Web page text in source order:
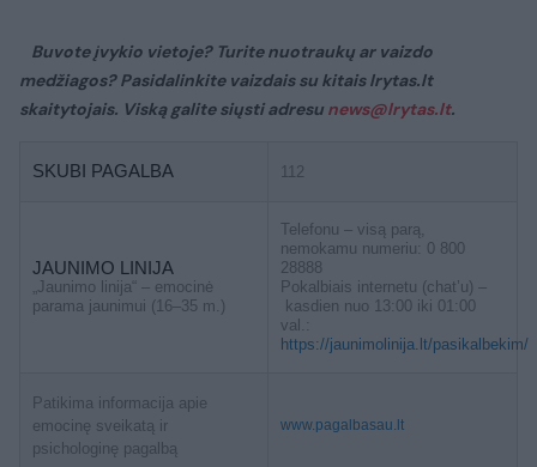
Buvote įvykio vietoje? Turite nuotraukų ar vaizdo
medžiagos? Pasidalinkite vaizdais su kitais lrytas.lt
skaitytojais. Viską galite siųsti adresu news@lrytas.lt.
SKUBI PAGALBA 112
JAUNIMO LINIJA
„Jaunimo linija“ – emocinė
parama jaunimui (16–35 m.)
Telefonu – visą parą,
nemokamu numeriu: 0 800
28888
Pokalbiais internetu (chat’u) –
kasdien nuo 13:00 iki 01:00
val.:
https://jaunimolinija.lt/pasikalbekim/
Patikima informacija apie
emocinę sveikatą ir
psichologinę pagalbą
www.pagalbasau.lt